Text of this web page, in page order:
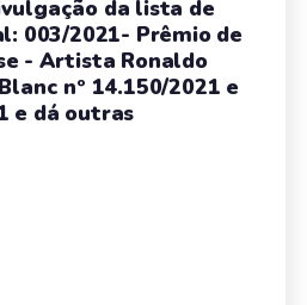
da lista de
003/2021- Prêmio de
- Artista Ronaldo
nº 14.150/2021 e
e dá outras